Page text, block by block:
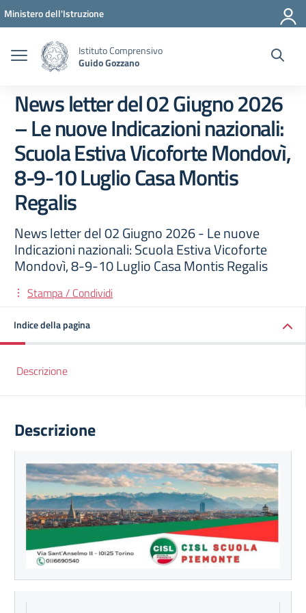
Vai ai contenuti
Vai al menu di navigazione
Vai al footer
Ministero dell'Istruzione
Istituto Comprensivo
Guido Gozzano
News letter del 02 Giugno 2026
– Le nuove Indicazioni nazionali:
Scuola Estiva Vicoforte Mondovì,
8-9-10 Luglio Casa Montis
Regalis
News letter del 02 Giugno 2026 - Le nuove
Indicazioni nazionali: Scuola Estiva Vicoforte
Mondovì, 8-9-10 Luglio Casa Montis Regalis
Stampa / Condividi
Indice della pagina
Descrizione
Descrizione